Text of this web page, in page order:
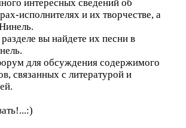
интересных сведений об
исполнителях и их творчестве, а
вы найдете их песни в
для обсуждения содержимого
связанных с литературой и